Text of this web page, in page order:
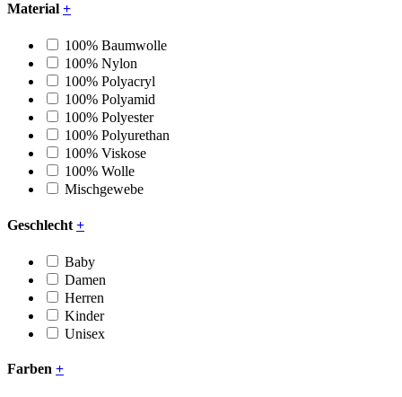
Material +
100% Baumwolle
100% Nylon
100% Polyacryl
100% Polyamid
100% Polyester
100% Polyurethan
100% Viskose
100% Wolle
Mischgewebe
Geschlecht +
Baby
Damen
Herren
Kinder
Unisex
Farben +